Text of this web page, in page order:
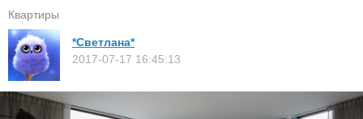
Квартиры
*Светлана*
2017-07-17 16:45:13